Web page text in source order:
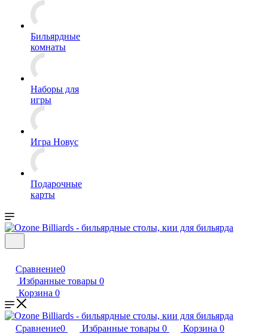
Бильярдные
комнаты
Наборы для
игры
Игра Новус
Подарочные
карты
Сравнение0
Избранные товары 0
Корзина 0
Сравнение0 Избранные товары 0 Корзина 0